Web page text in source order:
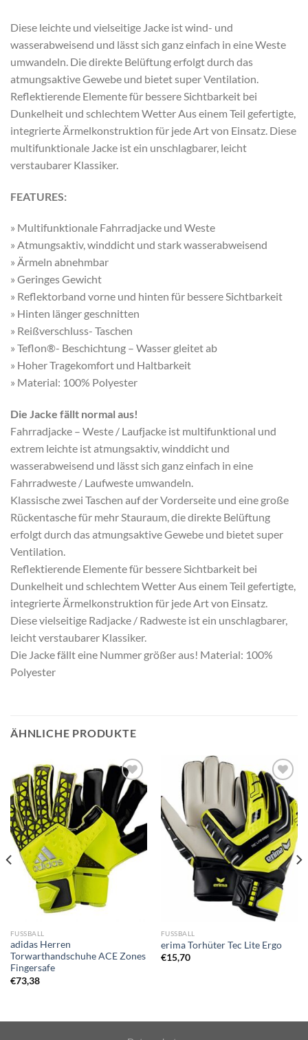
Diese leichte und vielseitige Jacke ist wind- und
wasserabweisend und lässt sich ganz einfach in eine Weste
umwandeln. Die direkte Belüftung erfolgt durch das
atmungsaktive Gewebe und bietet super Ventilation.
Reflektierende Elemente für bessere Sichtbarkeit bei
Dunkelheit und schlechtem Wetter Aus einem Teil gefertigte,
integrierte Ärmelkonstruktion für jede Art von Einsatz. Diese
multifunktionale Jacke ist ein unschlagbarer, leicht
verstaubarer Klassiker.
FEATURES:
» Multifunktionale Fahrradjacke und Weste
» Atmungsaktiv, winddicht und stark wasserabweisend
» Ärmeln abnehmbar
» Geringes Gewicht
» Reflektorband vorne und hinten für bessere Sichtbarkeit
» Hinten länger geschnitten
» Reißverschluss- Taschen
» Teflon®- Beschichtung – Wasser gleitet ab
» Hoher Tragekomfort und Haltbarkeit
» Material: 100% Polyester
Die Jacke fällt normal aus!
Fahrradjacke – Weste / Laufjacke ist multifunktional und
extrem leichte ist atmungsaktiv, winddicht und
wasserabweisend und lässt sich ganz einfach in eine
Fahrradweste / Laufweste umwandeln.
Klassische zwei Taschen auf der Vorderseite und eine große
Rückentasche für mehr Stauraum, die direkte Belüftung
erfolgt durch das atmungsaktive Gewebe und bietet super
Ventilation.
Reflektierende Elemente für bessere Sichtbarkeit bei
Dunkelheit und schlechtem Wetter Aus einem Teil gefertigte,
integrierte Ärmelkonstruktion für jede Art von Einsatz.
Diese vielseitige Radjacke / Radweste ist ein unschlagbarer,
leicht verstaubarer Klassiker.
Die Jacke fällt eine Nummer größer aus! Material: 100%
Polyester
ÄHNLICHE PRODUKTE
Zu
Wunschliste
hinzufügen
FUSSBALL
adidas Herren
Torwarthandschuhe ACE Zones
Fingersafe
€73,38
Zu
Wunschliste
hinzufügen
FUSSBALL
erima Torhüter Tec Lite Ergo
€15,70